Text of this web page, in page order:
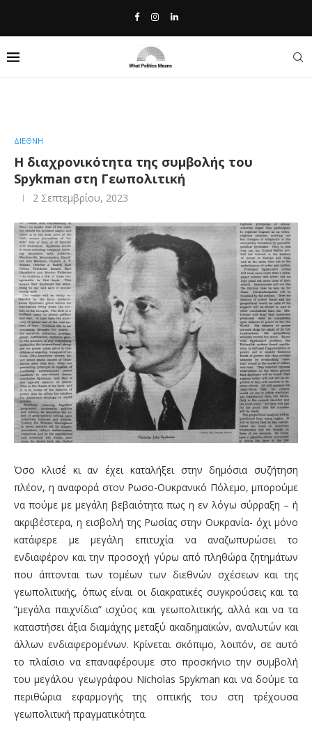
ΔΙΕΘΝΗ
Η διαχρονικότητα της συμβολής του
Spykman στη Γεωπολιτική
2 Σεπτεμβρίου, 2023
Όσο κλισέ κι αν έχει καταλήξει στην δημόσια συζήτηση
πλέον, η αναφορά στον Ρωσο-Ουκρανικό Πόλεμο, μπορούμε
να πούμε με μεγάλη βεβαιότητα πως η εν λόγω σύρραξη – ή
ακριβέστερα, η εισβολή της Ρωσίας στην Ουκρανία- όχι μόνο
κατάφερε με μεγάλη επιτυχία να αναζωπυρώσει το
ενδιαφέρον και την προσοχή γύρω από πληθώρα ζητημάτων
που άπτονται των τομέων των διεθνών σχέσεων και της
γεωπολιτικής, όπως είναι οι διακρατικές συγκρούσεις και τα
“μεγάλα παιχνίδια” ισχύος και γεωπολιτικής, αλλά και να τα
καταστήσει άξια διαμάχης μεταξύ ακαδημαϊκών, αναλυτών και
άλλων ενδιαφερομένων. Κρίνεται σκόπιμο, λοιπόν, σε αυτό
το πλαίσιο να επαναφέρουμε στο προσκήνιο την συμβολή
του μεγάλου γεωγράφου Nicholas Spykman και να δούμε τα
περιθώρια εφαρμογής της οπτικής του στη τρέχουσα
γεωπολιτική πραγματικότητα.